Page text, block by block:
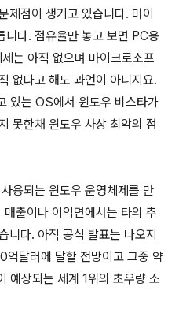
제점이 생기고 있습니다. 마이
니다. 점유율만 놓고 보면 PC용
는 아직 없으며 마이크로소프
없다고 해도 과언이 아니지요.
있는 OS에서 윈도우 비스타가
못한채 윈도우 사상 최악의 점
용되는 윈도우 운영체제를 만
출이나 이익면에서는 타의 추
니다. 아직 공식 발표는 나오지
달러에 달할 전망이고 그중 약
예상되는 세계 1위의 초우량 소